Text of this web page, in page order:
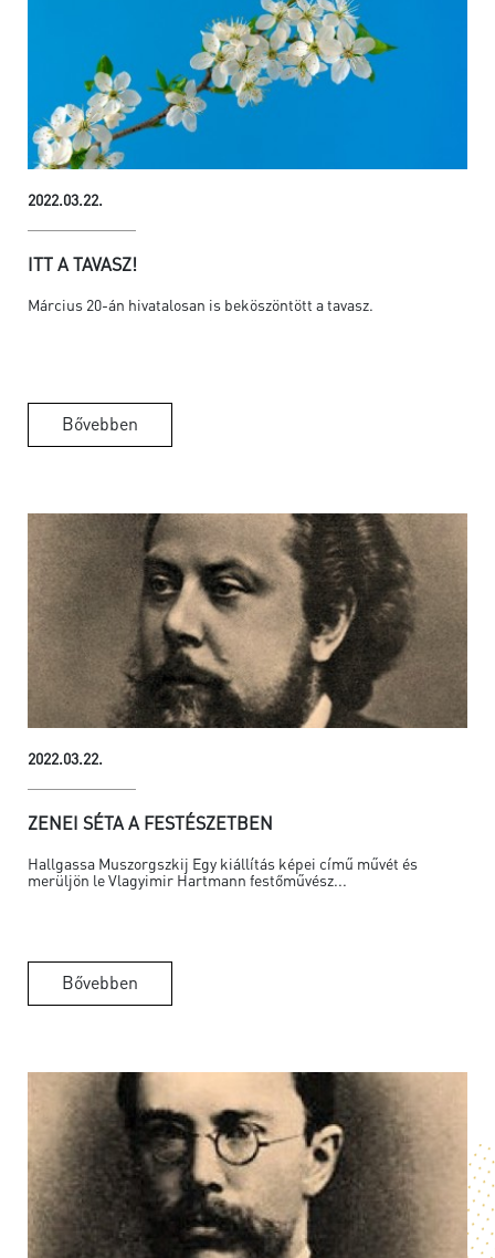
2022.03.22.
ITT A TAVASZ!
Március 20-án hivatalosan is beköszöntött a tavasz.
Bővebben
2022.03.22.
ZENEI SÉTA A FESTÉSZETBEN
Hallgassa Muszorgszkij Egy kiállítás képei című művét és
merüljön le Vlagyimir Hartmann festőművész...
Bővebben